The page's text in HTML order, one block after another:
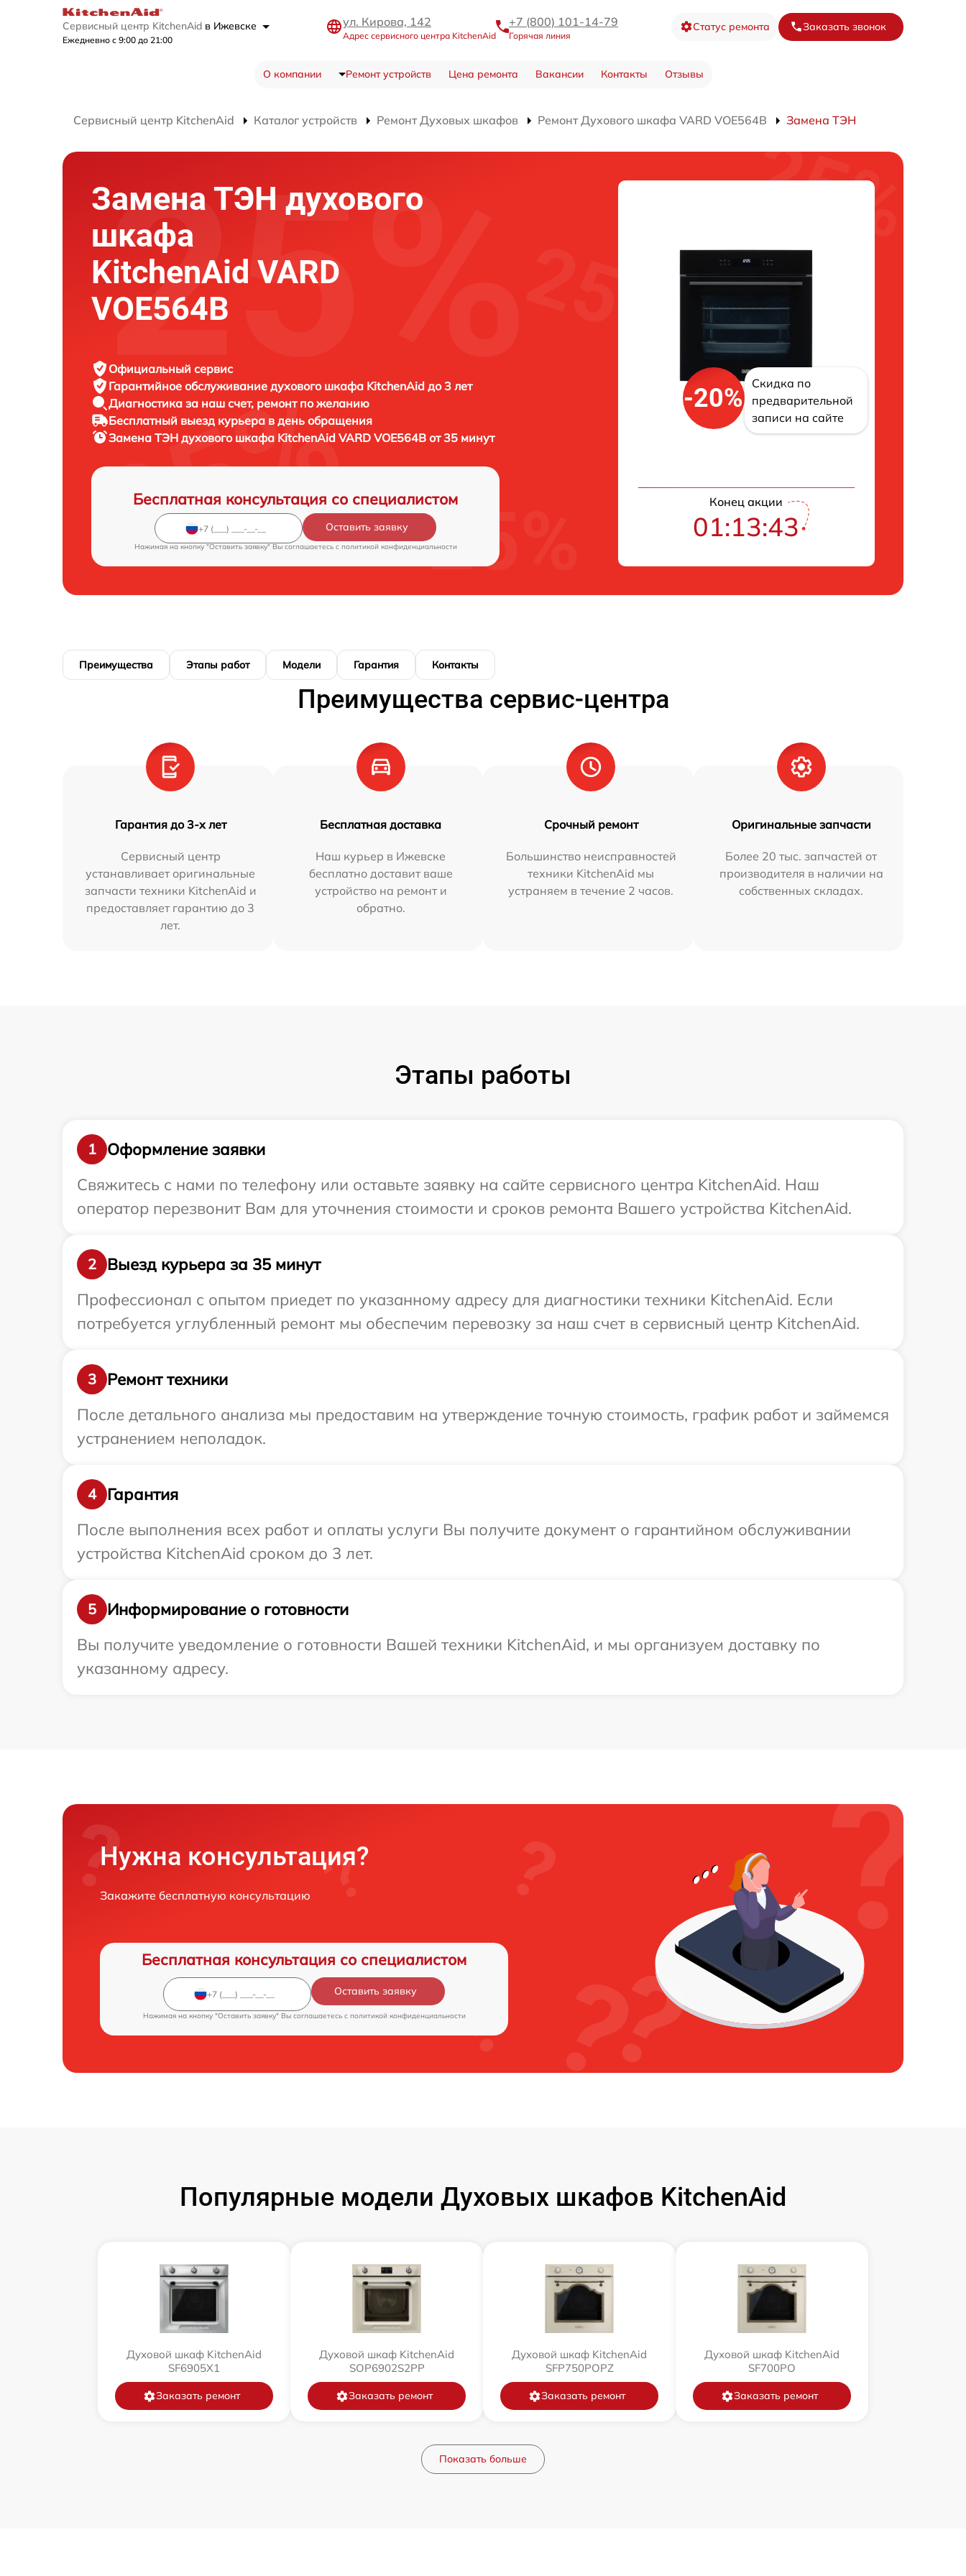
Сервисный центр KitchenAid в Ижевске
Ежедневно с 9:00 до 21:00
ул. Кирова, 142
Адрес сервисного центра KitchenAid
+7 (800) 101-14-79
Горячая линия
Статус ремонта Заказать звонок
О компании Ремонт устройств Цена ремонта Вакансии Контакты Отзывы
Сервисный центр KitchenAid Каталог устройств Ремонт Духовых шкафов Ремонт Духового шкафа VARD VOE564B Замена ТЭН
Замена ТЭН духового
шкафа
KitchenAid VARD
VOE564B
Официальный сервис
Гарантийное обслуживание духового шкафа KitchenAid до 3 лет
Диагностика за наш счет, ремонт по желанию
Бесплатный выезд курьера в день обращения
Замена ТЭН духового шкафа KitchenAid VARD VOE564B от 35 минут
Бесплатная консультация со специалистом
Оставить заявку
Нажимая на кнопку "Оставить заявку" Вы соглашаетесь c политикой конфиденциальности
-20%
Скидка по
предварительной
записи на сайте
Конец акции
01:13:42
Преимущества Этапы работ Модели Гарантия Контакты
Преимущества сервис-центра
Гарантия до 3-х лет
Сервисный центр
устанавливает оригинальные
запчасти техники KitchenAid и
предоставляет гарантию до 3
лет.
Бесплатная доставка
Наш курьер в Ижевске
бесплатно доставит ваше
устройство на ремонт и
обратно.
Срочный ремонт
Большинство неисправностей
техники KitchenAid мы
устраняем в течение 2 часов.
Оригинальные запчасти
Более 20 тыс. запчастей от
производителя в наличии на
собственных складах.
Этапы работы
1
Оформление заявки
Свяжитесь с нами по телефону или оставьте заявку на сайте сервисного центра KitchenAid. Наш
оператор перезвонит Вам для уточнения стоимости и сроков ремонта Вашего устройства KitchenAid.
2
Выезд курьера за 35 минут
Профессионал с опытом приедет по указанному адресу для диагностики техники KitchenAid. Если
потребуется углубленный ремонт мы обеспечим перевозку за наш счет в сервисный центр KitchenAid.
3
Ремонт техники
После детального анализа мы предоставим на утверждение точную стоимость, график работ и займемся
устранением неполадок.
4
Гарантия
После выполнения всех работ и оплаты услуги Вы получите документ о гарантийном обслуживании
устройства KitchenAid сроком до 3 лет.
5
Информирование о готовности
Вы получите уведомление о готовности Вашей техники KitchenAid, и мы организуем доставку по
указанному адресу.
Нужна консультация?
Закажите бесплатную консультацию
Бесплатная консультация со специалистом
Оставить заявку
Нажимая на кнопку "Оставить заявку" Вы соглашаетесь c политикой конфиденциальности
Популярные модели Духовых шкафов KitchenAid
Духовой шкаф KitchenAid
SF6905X1
Заказать ремонт
Духовой шкаф KitchenAid
SOP6902S2PP
Заказать ремонт
Духовой шкаф KitchenAid
SFP750POPZ
Заказать ремонт
Духовой шкаф KitchenAid
SF700PO
Заказать ремонт
Показать больше